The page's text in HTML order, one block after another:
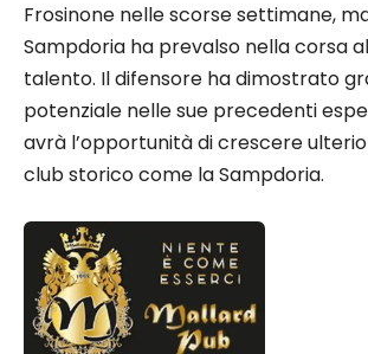
Frosinone nelle scorse settimane,
Sampdoria ha prevalso nella corsa
talento. Il difensore ha dimostrato
potenziale nelle sue precedenti
avrà l’opportunità di crescere
club storico come la Sampdoria.